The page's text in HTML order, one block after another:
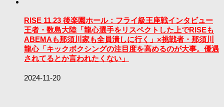
RISE 11.23 後楽園ホール：フライ級王座戦インタビュー
王者・数島大陸「龍心選手をリスペクトした上でRISEも
ABEMAも那須川家も全員潰しに行く」×挑戦者・那須川
龍心「キックボクシングの注目度を高めるのが大事。優遇
されてるとか言われたくない」
2024-11-20